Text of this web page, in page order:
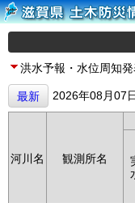
洪水予報・水位周知
最新 2026年08月07
河川名 観測所名